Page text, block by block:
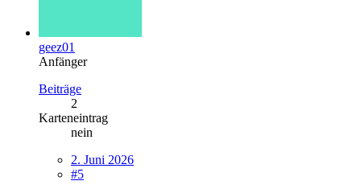
geez01
Anfänger
Beiträge
2
Karteneintrag
nein
2. Juni 2026
#5